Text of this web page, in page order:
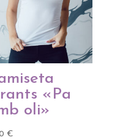
«Pa
oli»
€